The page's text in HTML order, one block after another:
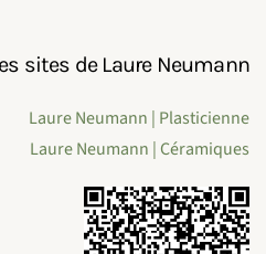
sites de Laure Neumann
Laure Neumann | Plasticienne
Laure Neumann | Céramiques